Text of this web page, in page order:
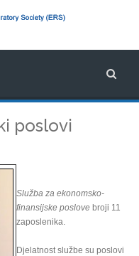
poslovi
Služba za ekonomsko-
finansijske poslove broji 11
zaposlenika.
Djelatnost službe su poslovi